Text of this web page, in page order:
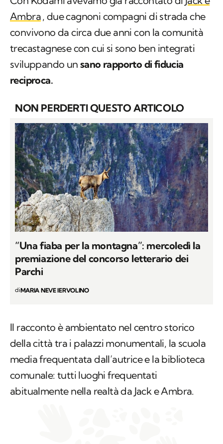
Ambra, due cagnoni compagni di strada che
convivono da circa due anni con la comunità
trecastagnese con cui si sono ben integrati
sviluppando un sano rapporto di fiducia
reciproca.
NON PERDERTI QUESTO ARTICOLO
“Una fiaba per la montagna”: mercoledì la
premiazione del concorso letterario dei
Parchi
diMARIA NEVE IERVOLINO
Il racconto è ambientato nel centro storico
della città tra i palazzi monumentali, la scuola
media frequentata dall’autrice e la biblioteca
comunale: tutti luoghi frequentati
abitualmente nella realtà da Jack e Ambra.